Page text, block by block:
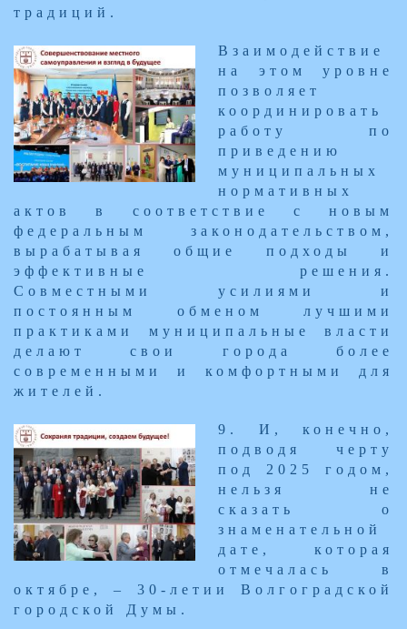
традиций.
​Взаимодействие
на этом уровне
позволяет
координировать
работу по
приведению
муниципальных
нормативных
актов в соответствие с новым
федеральным законодательством,
вырабатывая общие подходы и
эффективные решения.
Совместными усилиями и
постоянным обменом лучшими
практиками муниципальные власти
делают свои города более
современными и комфортными для
жителей.​
​9. И, конечно,
подводя черту
под 2025 годом,
нельзя не
сказать о
знаменательной
дате, которая
отмечалась в
октябре, – 30-летии Волгоградской
городской Думы.